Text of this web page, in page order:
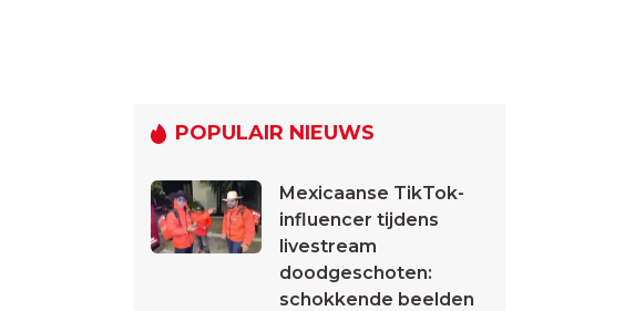
POPULAIR NIEUWS
Mexicaanse TikTok-
influencer tijdens
livestream
doodgeschoten:
schokkende beelden